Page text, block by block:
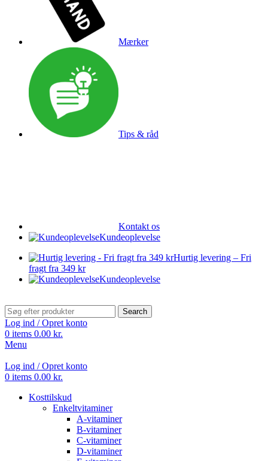
Mærker
Tips & råd
Kontakt os
Kundeoplevelse
Hurtig levering – Fri
fragt fra 349 kr
Kundeoplevelse
Search
Log ind / Opret konto
0 items 0.00 kr.
Menu
Log ind / Opret konto
0 items 0.00 kr.
Kosttilskud
Enkeltvitaminer
A-vitaminer
B-vitaminer
C-vitaminer
D-vitaminer